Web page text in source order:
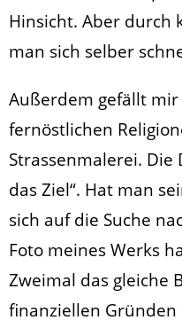
Hinsicht. Aber durch
man sich selber
Außerdem gefällt
fernöstlichen
Strassenmalerei. Die
das Ziel“. Hat man
sich auf die Suche
Foto meines Werks
Zweimal das gleiche
finanziellen